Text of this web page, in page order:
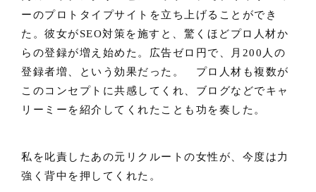
ーのプロトタイプサイトを立ち上げることができ
た。彼女がSEO対策を施すと、驚くほどプロ人材か
らの登録が増え始めた。広告ゼロ円で、月200人の
登録者増、という効果だった。 プロ人材も複数が
このコンセプトに共感してくれ、ブログなどでキャ
リーミーを紹介してくれたことも功を奏した。
私を叱責したあの元リクルートの女性が、今度は力
強く背中を押してくれた。